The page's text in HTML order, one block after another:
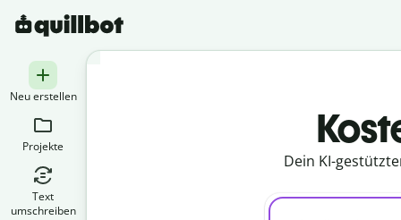
Neu erstellen
Projekte
Text
umschreiben
Dein KI-